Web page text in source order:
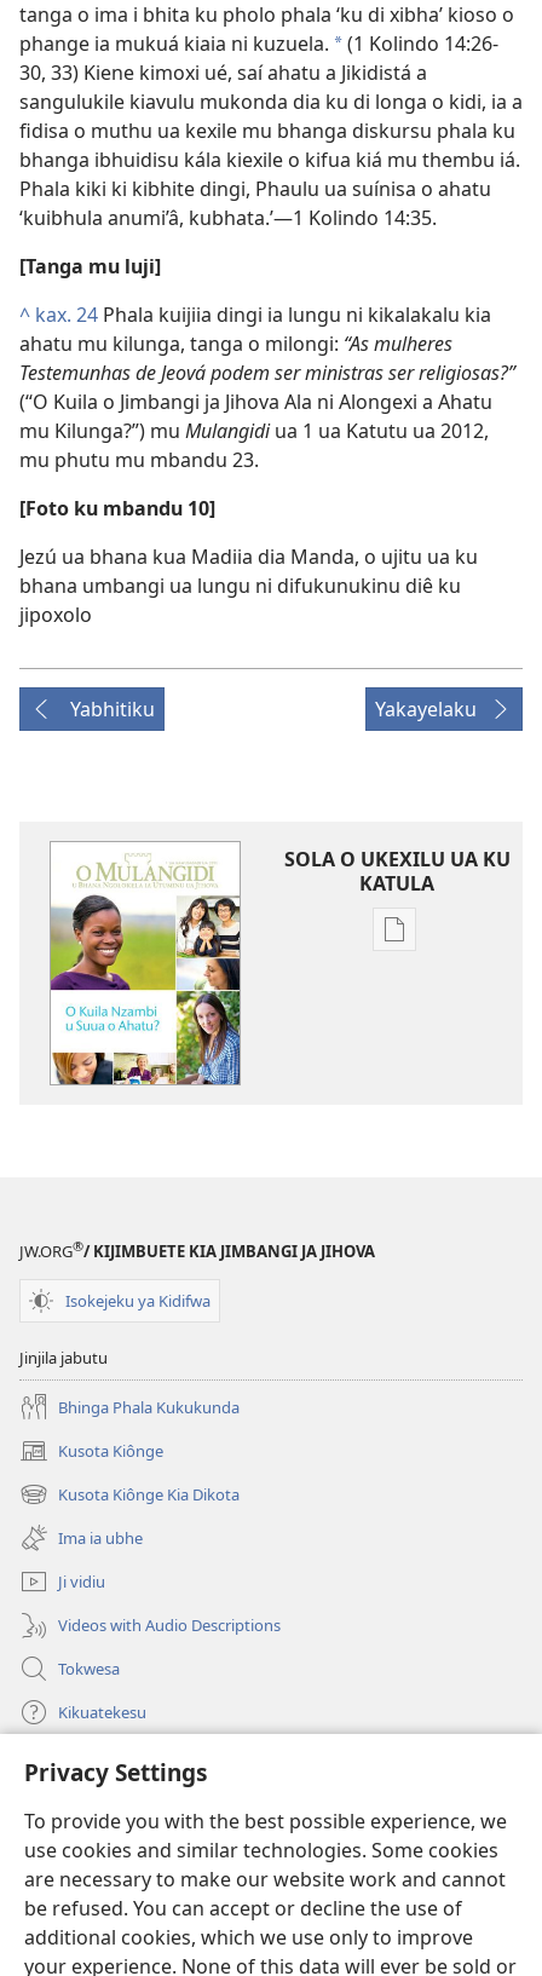
Privacy Settings
To provide you with the best possible experience, we
use cookies and similar technologies. Some cookies
are necessary to make our website work and cannot
be refused. You can accept or decline the use of
additional cookies, which we use only to improve
your experience. None of this data will ever be sold or
tanga o ima i bhita ku pholo phala ‘ku di xibha’ kioso o
phange ia mukuá kiaia ni kuzuela. *(1 Kolindo 14:26-
30, 33) Kiene kimoxi ué, saí ahatu a Jikidistá a
sangulukile kiavulu mukonda dia ku di longa o kidi, ia a
fidisa o muthu ua kexile mu bhanga diskursu phala ku
bhanga ibhuidisu kála kiexile o kifua kiá mu thembu iá.
Phala kiki ki kibhite dingi, Phaulu ua suínisa o ahatu
‘kuibhula anumi’â, kubhata.’—1 Kolindo 14:35.
[Tanga mu luji]
^ kax. 24 Phala kuijiia dingi ia lungu ni kikalakalu kia
ahatu mu kilunga, tanga o milongi: “As mulheres
Testemunhas de Jeová podem ser ministras ser religiosas?”
(“O Kuila o Jimbangi ja Jihova Ala ni Alongexi a Ahatu
mu Kilunga?”) mu Mulangidiua 1 ua Katutu ua 2012,
mu phutu mu mbandu 23.
[Foto ku mbandu 10]
Jezú ua bhana kua Madiia dia Manda, o ujitu ua ku
bhana umbangi ua lungu ni difukunukinu diê ku
jipoxolo
Yabhitiku Yakayelaku
SOLA O UKEXILU UA KU
KATULA
Ukexilu
JW.ORG®/ KIJIMBUETE KIA JIMBANGI JA JIHOVA
Isokejeku ya Kidifwa
Jinjila jabutu
Bhinga Phala Kukukunda
Kusota Kiônge
(opens
new
window)
Kusota Kiônge Kia Dikota
(opens
new
window)
Ima ia ubhe
Ji vidiu
Videos with Audio Descriptions
Tokwesa
Kikuatekesu
Kusangela kitadi
(opens
window)Mulangidi KIDIDI KIA KU BHAKA MADIVULU MU INTERNETE™
(opens
new
window)
®
(opens
new
window)Aplicativo JW Library